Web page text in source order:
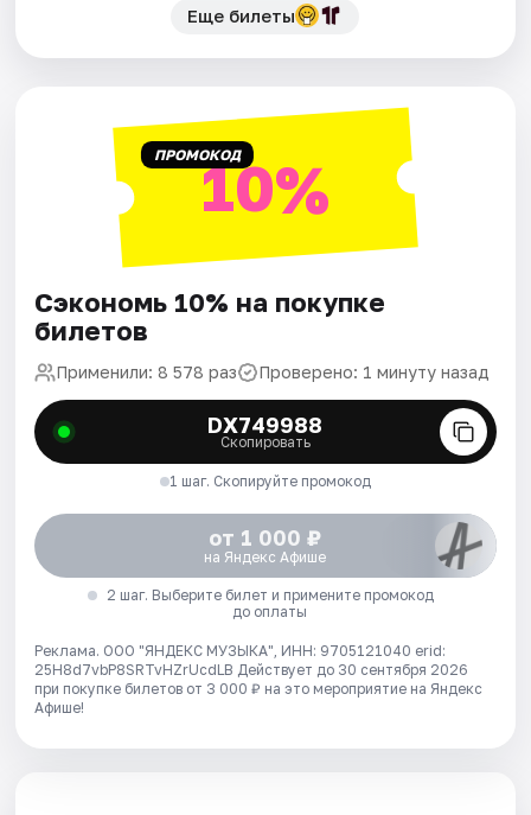
Еще билеты
ПРОМОКОД10%
Сэкономь 10% на покупке
билетов
Применили: 8 578 раз Проверено: 1 минуту назад
DX749988
Скопировать
1 шаг. Скопируйте промокод
от 1 000 ₽
на Яндекс Афише
2 шаг. Выберите билет и примените промокод
до оплаты
Реклама. ООО "ЯНДЕКС МУЗЫКА", ИНН: 9705121040 erid:
25H8d7vbP8SRTvHZrUcdLB Действует до 30 сентября 2026
при покупке билетов от 3 000 ₽ на это мероприятие на Яндекс
Афише!